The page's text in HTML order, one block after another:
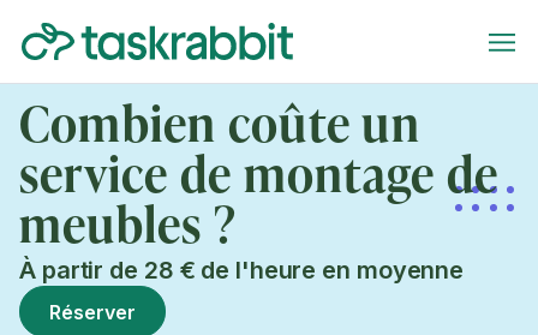
Combien coûte un
service de montage de
meubles ?
À partir de 28 € de l'heure en moyenne
Réserver